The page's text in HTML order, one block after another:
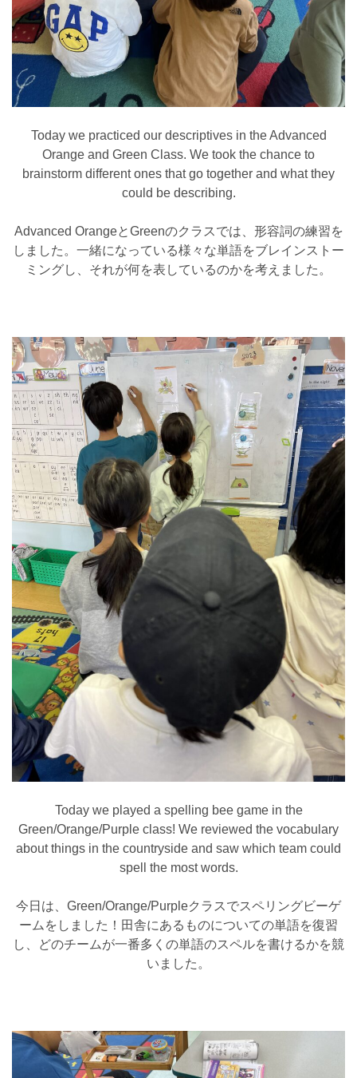
Today we practiced our descriptives in the Advanced
Orange and Green Class. We took the chance to
brainstorm different ones that go together and what they
could be describing.
Advanced OrangeとGreenのクラスでは、形容詞の練習を
しました。一緒になっている様々な単語をブレインストー
ミングし、それが何を表しているのかを考えました。
Today we played a spelling bee game in the
Green/Orange/Purple class! We reviewed the vocabulary
about things in the countryside and saw which team could
spell the most words.
今日は、Green/Orange/Purpleクラスでスペリングビーゲ
ームをしました！田舎にあるものについての単語を復習
し、どのチームが一番多くの単語のスペルを書けるかを競
いました。